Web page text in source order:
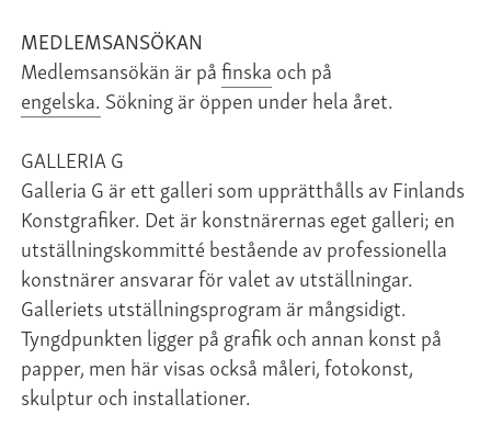
MEDLEMSANSÖKAN
Medlemsansökän är påfinskaoch på
engelska. Sökning är öppen under hela året.
GALLERIA G
Galleria G är ett galleri som upprätthålls av Finlands
Konstgrafiker. Det är konstnärernas eget galleri; en
utställningskommitté bestående av professionella
konstnärer ansvarar för valet av utställningar.
Galleriets utställningsprogram är mångsidigt.
Tyngdpunkten ligger på grafik och annan konst på
papper, men här visas också måleri, fotokonst,
skulptur och installationer.